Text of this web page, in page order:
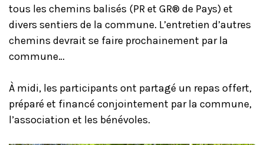
tous les chemins balisés (PR et GR® de Pays) et
divers sentiers de la commune. L’entretien d’autres
chemins devrait se faire prochainement par la
commune…
À midi, les participants ont partagé un repas offert,
préparé et financé conjointement par la commune,
l’association et les bénévoles.